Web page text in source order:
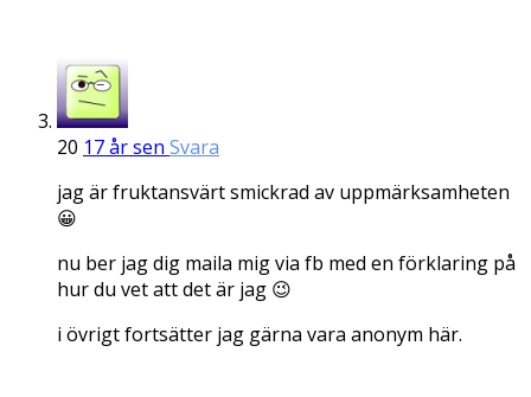
20 17 år sen Svara
jag är fruktansvärt smickrad av uppmärksamheten
😀
nu ber jag dig maila mig via fb med en förklaring på
hur du vet att det är jag 😉
i övrigt fortsätter jag gärna vara anonym här.